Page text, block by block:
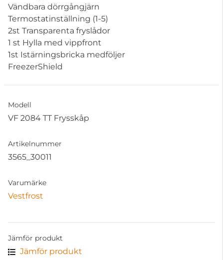
Vändbara dörrgångjärn
Termostatinställning (1-5)
2st Transparenta fryslådor
1 st Hylla med vippfront
1st Istärningsbricka medföljer
FreezerShield
Modell
VF 2084 TT Frysskåp
Artikelnummer
3565_30011
Varumärke
Vestfrost
Jämför produkt
Jämför produkt